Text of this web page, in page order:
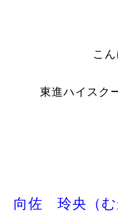
こん
東進ハイスク
向佐 玲央（